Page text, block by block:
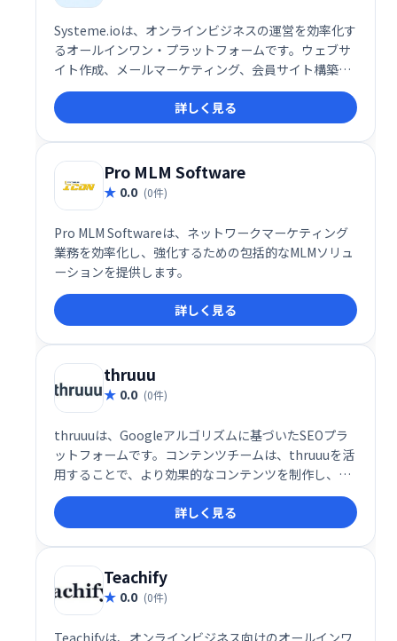
Systeme.ioは、オンラインビジネスの運営を効率化す
るオールインワン・プラットフォームです。ウェブサ
イト作成、メールマーケティング、会員サイト構築、
アフィリエイト機能など、ビジネスに必要なツールが
全て揃っています。30万人以上の起業家が利用し、そ
の信頼性を証明しています。規模や目的に関わらず、
オンラインビジネスの成長を強力にサポートします。
無料トライアルもご用意していますので、ぜひお試し
ください。
詳しく見る
Pro MLM Software
0.0 (0件)
Pro MLM Softwareは、ネットワークマーケティング
業務を効率化し、強化するための包括的なMLMソリュ
ーションを提供します。
詳しく見る
thruuu
0.0 (0件)
thruuuは、Googleアルゴリズムに基づいたSEOプラ
ットフォームです。コンテンツチームは、thruuuを活
用することで、より効果的なコンテンツを制作し、オ
ーガニック検索結果の改善を目指せます。エンドツー
エンドでSEOをサポートし、より良い検索順位獲得を
支援します。
詳しく見る
Teachify
0.0 (0件)